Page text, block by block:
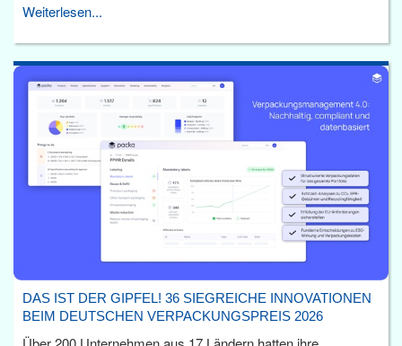
Weiterlesen...
DAS IST DER GIPFEL! 36 SIEGREICHE INNOVATIONEN
BEIM DEUTSCHEN VERPACKUNGSPREIS 2026